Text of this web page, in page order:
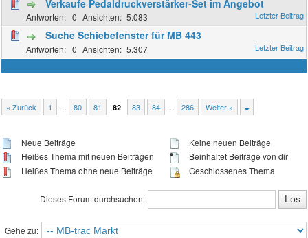
Verkaufe Pedaldruckverstärker-Set im Angebot
0 5.083
Suche Schiebefenster für MB 443
0 5.307
« Zurück 1 … 80 81 82 83 84 … 286 Weiter »
Neue Beiträge
Heißes Thema mit neuen Beiträgen
Heißes Thema ohne neue Beiträge
Keine neuen Beiträge
Beinhaltet Beiträge von dir
Geschlossenes Thema
Dieses Forum durchsuchen:
Gehe zu: